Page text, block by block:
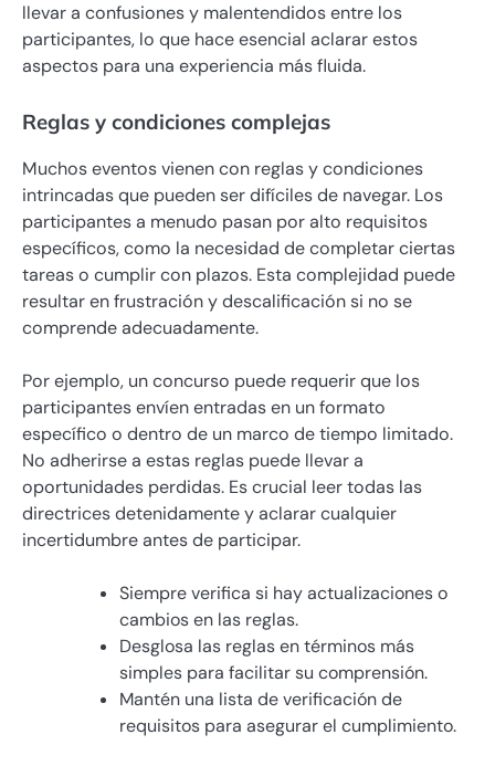
llevar a confusiones y malentendidos entre los
participantes, lo que hace esencial aclarar estos
aspectos para una experiencia más fluida.
Reglas y condiciones complejas
Muchos eventos vienen con reglas y condiciones
intrincadas que pueden ser difíciles de navegar. Los
participantes a menudo pasan por alto requisitos
específicos, como la necesidad de completar ciertas
tareas o cumplir con plazos. Esta complejidad puede
resultar en frustración y descalificación si no se
comprende adecuadamente.
Por ejemplo, un concurso puede requerir que los
participantes envíen entradas en un formato
específico o dentro de un marco de tiempo limitado.
No adherirse a estas reglas puede llevar a
oportunidades perdidas. Es crucial leer todas las
directrices detenidamente y aclarar cualquier
incertidumbre antes de participar.
Siempre verifica si hay actualizaciones o
cambios en las reglas.
Desglosa las reglas en términos más
simples para facilitar su comprensión.
Mantén una lista de verificación de
requisitos para asegurar el cumplimiento.